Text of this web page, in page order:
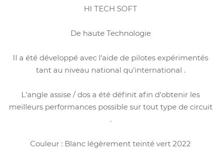
HI TECH SOFT
De haute Technologie
Il a été développé avec l'aide de pilotes expérimentés
tant au niveau national qu'international .
L'angle assise / dos a été définit afin d'obtenir les
meilleurs performances possible sur tout type de circuit
.
Couleur : Blanc légèrement teinté vert 2022